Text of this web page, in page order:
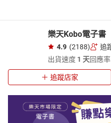
樂天Kobo電子書
4.9 (2188) 追
出貨速度 1 天回應率
追蹤店家